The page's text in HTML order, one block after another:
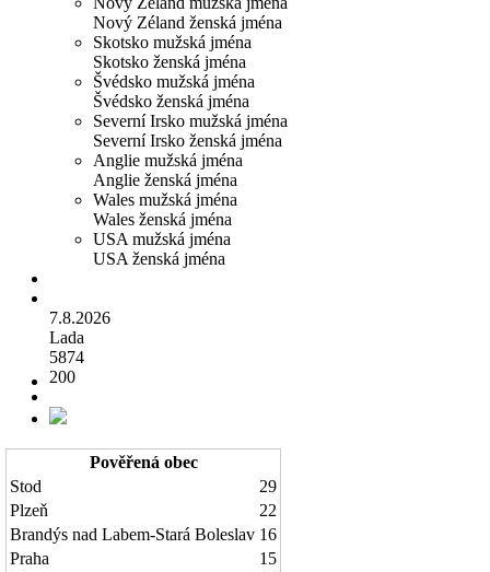
Nový Zéland ženská jména
Skotsko mužská jména
Skotsko ženská jména
Švédsko mužská jména
Švédsko ženská jména
Severní Irsko mužská jména
Severní Irsko ženská jména
Anglie mužská jména
Anglie ženská jména
Wales mužská jména
Wales ženská jména
USA mužská jména
USA ženská jména
7.8.2026
Lada
5874
200
Pověřená obec
Stod
29
Plzeň
22
Brandýs nad Labem-Stará Boleslav 16
Praha
15